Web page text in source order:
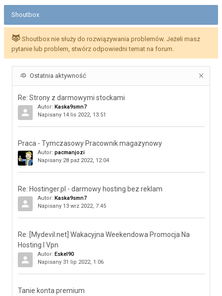
Shoutbox
Shoutbox nie służy do rozwiązywania problemów. Jeżeli masz
pytanie lub problem, stwórz odpowiedni temat na forum.
Ostatnia aktywność
Re: Strony z darmowymi stockami
Autor: Kaska9smn7
Napisany 14 lis 2022, 13:51
Praca - Tymczasowy Pracownik magazynowy
Autor: pacmanjozi
Napisany 28 paź 2022, 12:04
Re: Hostinger.pl - darmowy hosting bez reklam
Autor: Kaska9smn7
Napisany 13 wrz 2022, 7:45
Re: [Mydevil.net] Wakacyjna Weekendowa Promocja Na
Hosting I Vpn
Autor: Eskel90
Napisany 31 lip 2022, 1:06
Tanie konta premium